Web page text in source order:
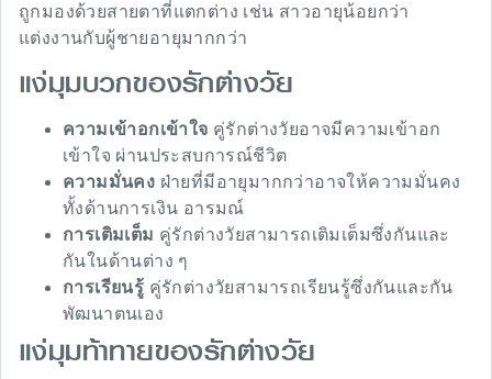
ถูกมองด้วยสายตาที่แตกต่าง เช่น สาวอายุน้อยกว่า
แต่งงานกับผู้ชายอายุมากกว่า
แง่มุมบวกของรักต่างวัย
ความเข้าอกเข้าใจ คู่รักต่างวัยอาจมีความเข้าอก
เข้าใจ ผ่านประสบการณ์ชีวิต
ความมั่นคง ฝ่ายที่มีอายุมากกว่าอาจให้ความมั่นคง
ทั้งด้านการเงิน อารมณ์
การเติมเต็ม คู่รักต่างวัยสามารถเติมเต็มซึ่งกันและ
กันในด้านต่าง ๆ
การเรียนรู้ คู่รักต่างวัยสามารถเรียนรู้ซึ่งกันและกัน
พัฒนาตนเอง
แง่มุมท้าทายของรักต่างวัย